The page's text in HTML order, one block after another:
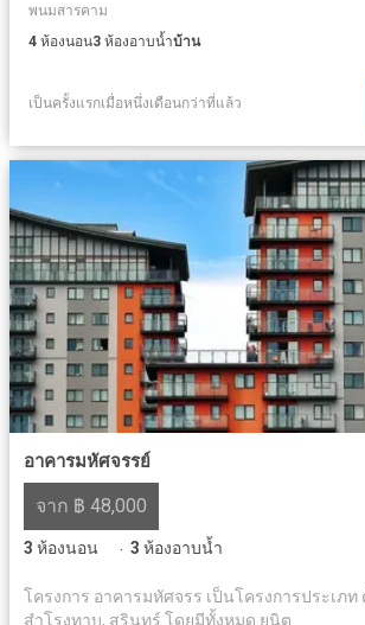
พนมสารคาม
4 ห้องนอน3 ห้องอาบน้ำบ้าน
เป็นครั้งแรกเมื่อหนึ่งเดือนกว่าที่แล้ว
อาคารมหัศจรรย์
จาก ฿ 48,000
3 ห้องนอน · 3 ห้องอาบน้ำ
โครงการ อาคารมหัศจรร เป็นโครงการประเภ
สำโรงทาบ, สุรินทร์ โดยมีทั้งหมด ยูนิต